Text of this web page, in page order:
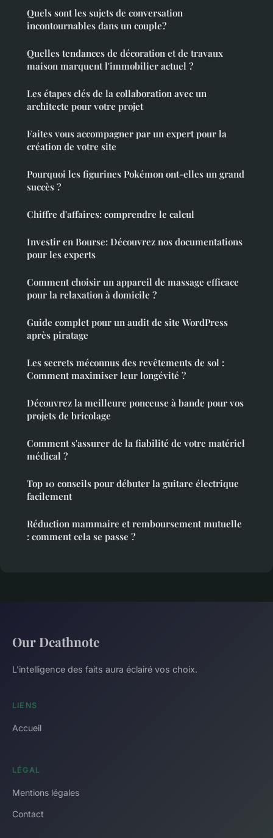
Quels sont les sujets de conversation
incontournables dans un couple?
Quelles tendances de décoration et de travaux
maison marquent l'immobilier actuel ?
Les étapes clés de la collaboration avec un
architecte pour votre projet
Faites vous accompagner par un expert pour la
création de votre site
Pourquoi les figurines Pokémon ont-elles un grand
succès ?
Chiffre d'affaires: comprendre le calcul
Investir en Bourse: Découvrez nos documentations
pour les experts
Comment choisir un appareil de massage efficace
pour la relaxation à domicile ?
Guide complet pour un audit de site WordPress
après piratage
Les secrets méconnus des revêtements de sol :
Comment maximiser leur longévité ?
Découvrez la meilleure ponceuse à bande pour vos
projets de bricolage
Comment s'assurer de la fiabilité de votre matériel
médical ?
Top 10 conseils pour débuter la guitare électrique
facilement
Réduction mammaire et remboursement mutuelle
: comment cela se passe ?
Our Deathnote
L'intelligence des faits aura éclairé vos choix.
LIENS
Accueil
LÉGAL
Mentions légales
Contact